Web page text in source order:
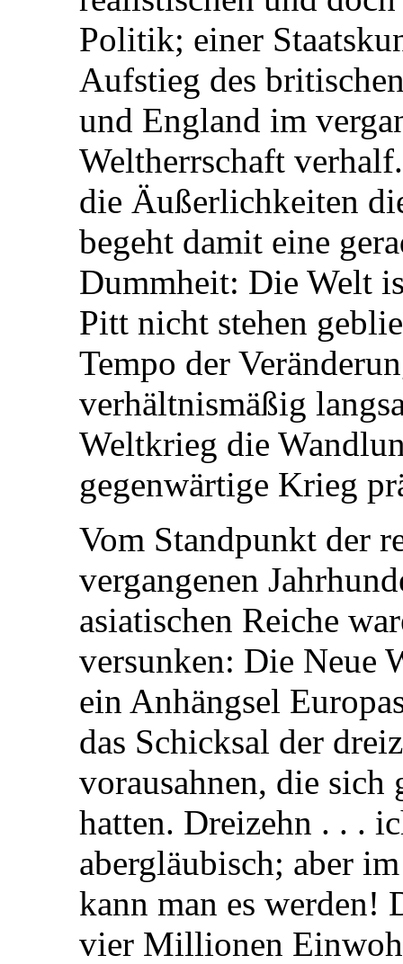
Politik; einer
Aufstieg des
und England im
Weltherrschaft
die Äußerlichkeiten
begeht damit eine
Dummheit: Die Welt
Pitt nicht stehen
Tempo der
verhältnismäßig
Weltkrieg die
gegenwärtige Krieg
Vom Standpunkt der
vergangenen
asiatischen Reiche
versunken: Die Neue
ein Anhängsel
das Schicksal der
vorausahnen, die sich
hatten. Dreizehn . . .
abergläubisch; aber
kann man es werden!
vier Millionen